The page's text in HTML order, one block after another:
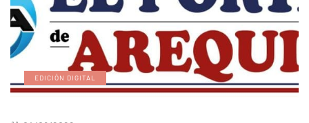
EDICIÓN DIGITAL